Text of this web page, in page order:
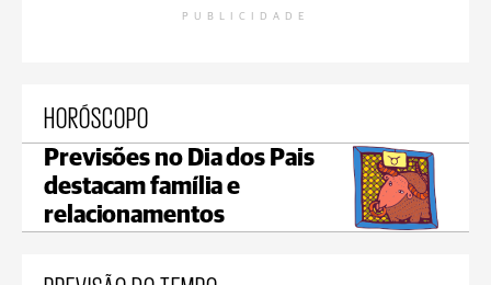
PUBLICIDADE
HORÓSCOPO
Previsões no Dia dos Pais
destacam família e
relacionamentos